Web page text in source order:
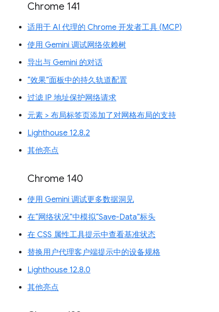
Chrome 141
适用于 AI 代理的 Chrome 开发者工具 (MCP)
使用 Gemini 调试网络依赖树
导出与 Gemini 的对话
“效果”面板中的持久轨道配置
过滤 IP 地址保护网络请求
元素 > 布局标签页添加了对网格布局的支持
Lighthouse 12.8.2
其他亮点
Chrome 140
使用 Gemini 调试更多数据洞见
在“网络状况”中模拟“Save-Data”标头
在 CSS 属性工具提示中查看基准状态
替换用户代理客户端提示中的设备规格
Lighthouse 12.8.0
其他亮点